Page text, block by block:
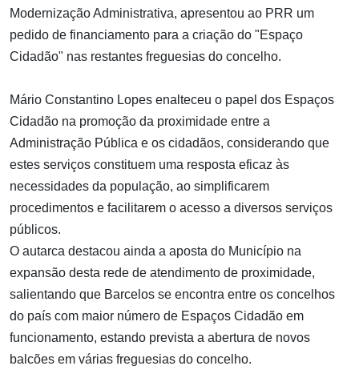
Modernização Administrativa, apresentou ao PRR um
pedido de financiamento para a criação do "Espaço
Cidadão" nas restantes freguesias do concelho.
Mário Constantino Lopes enalteceu o papel dos Espaços
Cidadão na promoção da proximidade entre a
Administração Pública e os cidadãos, considerando que
estes serviços constituem uma resposta eficaz às
necessidades da população, ao simplificarem
procedimentos e facilitarem o acesso a diversos serviços
públicos.
O autarca destacou ainda a aposta do Município na
expansão desta rede de atendimento de proximidade,
salientando que Barcelos se encontra entre os concelhos
do país com maior número de Espaços Cidadão em
funcionamento, estando prevista a abertura de novos
balcões em várias freguesias do concelho.